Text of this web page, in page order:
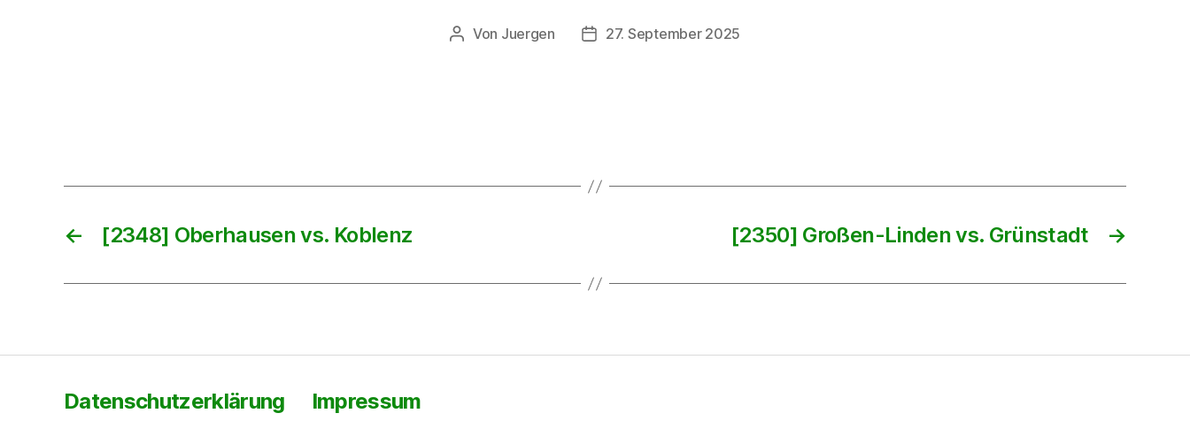
Beitragsautor
Von Juergen Beitragsdatum
27. September 2025
← [2348] Oberhausen vs. Koblenz →
[2350] Großen-Linden vs. Grünstadt
Datenschutzerklärung Impressum